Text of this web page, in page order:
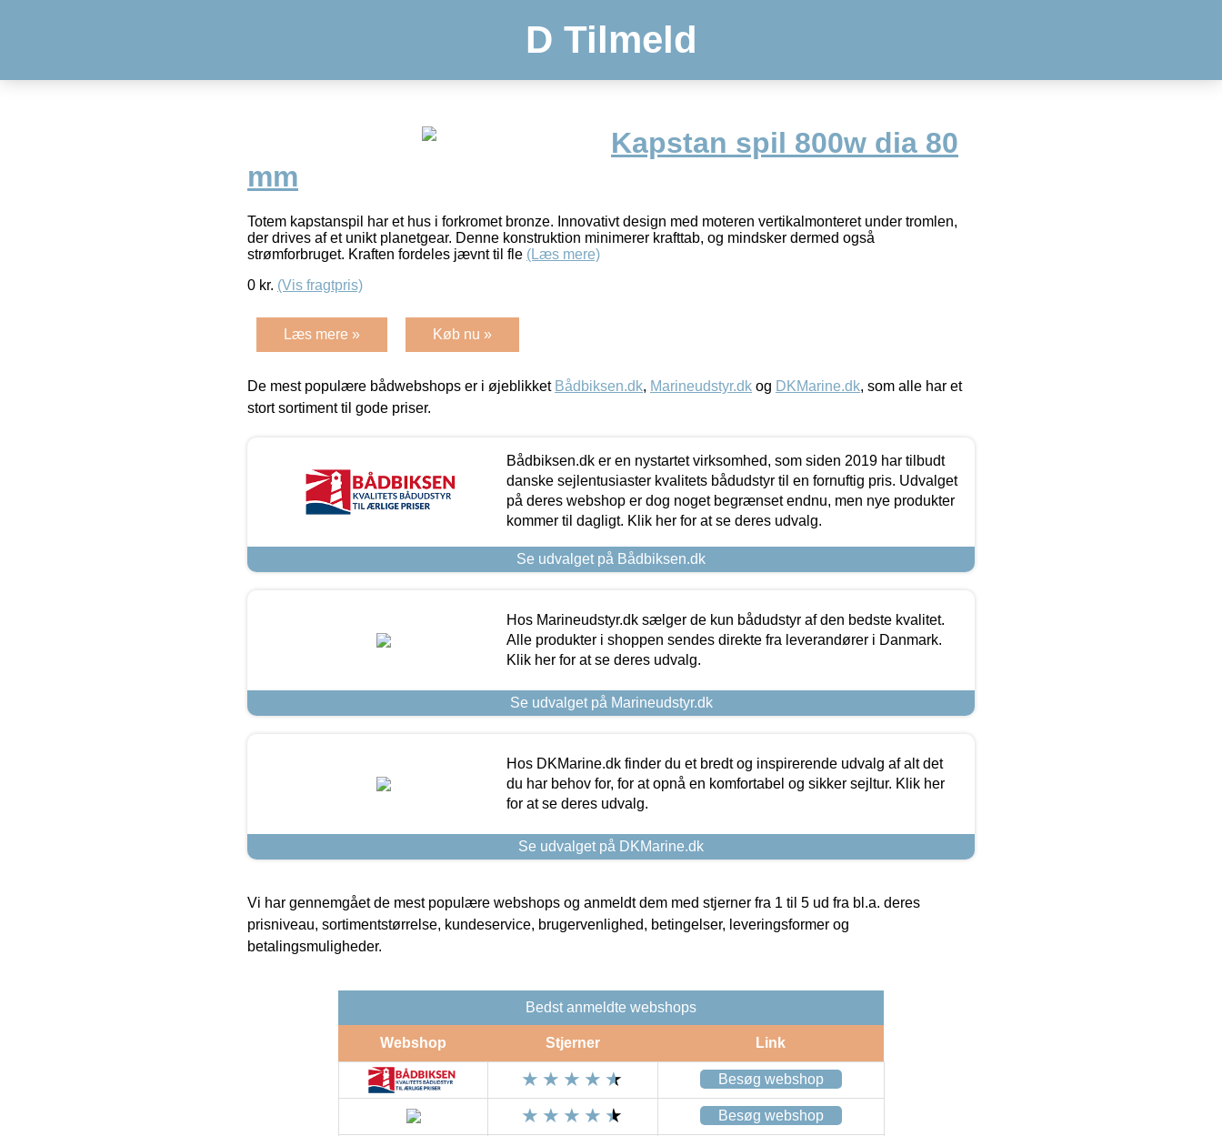
D Tilmeld
Kapstan spil 800w dia 80
mm
Totem kapstanspil har et hus i forkromet bronze. Innovativt design med moteren vertikalmonteret under tromlen,
der drives af et unikt planetgear. Denne konstruktion minimerer krafttab, og mindsker dermed også
strømforbruget. Kraften fordeles jævnt til fle (Læs mere)
0 kr. (Vis fragtpris)
Læs mere » Køb nu »
De mest populære bådwebshops er i øjeblikket Bådbiksen.dk, Marineudstyr.dk og DKMarine.dk, som alle har et
stort sortiment til gode priser.
Bådbiksen.dk er en nystartet virksomhed, som siden 2019 har tilbudt
danske sejlentusiaster kvalitets bådudstyr til en fornuftig pris. Udvalget
på deres webshop er dog noget begrænset endnu, men nye produkter
kommer til dagligt. Klik her for at se deres udvalg.
Se udvalget på Bådbiksen.dk
Hos Marineudstyr.dk sælger de kun bådudstyr af den bedste kvalitet.
Alle produkter i shoppen sendes direkte fra leverandører i Danmark.
Klik her for at se deres udvalg.
Se udvalget på Marineudstyr.dk
Hos DKMarine.dk finder du et bredt og inspirerende udvalg af alt det
du har behov for, for at opnå en komfortabel og sikker sejltur. Klik her
for at se deres udvalg.
Se udvalget på DKMarine.dk
Vi har gennemgået de mest populære webshops og anmeldt dem med stjerner fra 1 til 5 ud fra bl.a. deres
prisniveau, sortimentstørrelse, kundeservice, brugervenlighed, betingelser, leveringsformer og
betalingsmuligheder.
Bedst anmeldte webshops
Webshop Stjerner Link
Besøg webshop
Besøg webshop